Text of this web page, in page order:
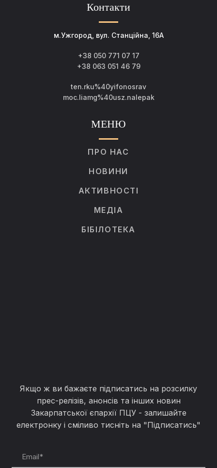
Контакти
м.Ужгород, вул. Станційна, 16А
+38 050 771 07 17
+38 063 051 46 79
ten.rku%40yifonosrav
moc.liamg%40usz.nalepak
МЕНЮ
ПРО НАС
НОВИНИ
АКТИВНОСТІ
МЕДІА
БІБІЛОТЕКА
Якщо ж ви бажаєте підписатись на розсилку
прес-релізів, анонсів та інших новин
Закарпатської єпархії ПЦУ - залишайте
електронку і сміливо тисніть на "Підписатись"